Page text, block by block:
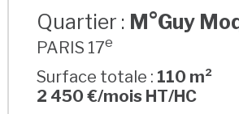
Quartier : M°Guy
PARIS 17e
Surface totale : 110 m²
2 450 €/mois HT/HC